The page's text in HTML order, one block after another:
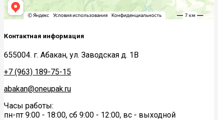
Контактная информация
655004. г. Абакан, ул. Заводская д. 1В
+7 (963) 189-75-15
abakan@oneupak.ru
Часы работы:
пн-пт 9:00 - 18:00, сб 9:00 - 12:00, вс - выходной